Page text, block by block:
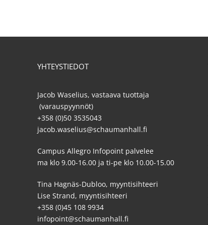
YHTEYSTIEDOT
Jacob Waselius, vastaava tuottaja
(varauspyynnöt)
+358 (0)50 3535043
jacob.waselius@schaumanhall.fi
Campus Allegro Infopoint palvelee
ma klo 9.00-16.00 ja ti-pe klo 10.00-15.00
Tina Hagnäs-Dubloo, myyntisihteeri
Lise Strand, myyntisihteeri
+358 (0)45 108 9934
infopoint@schaumanhall.fi